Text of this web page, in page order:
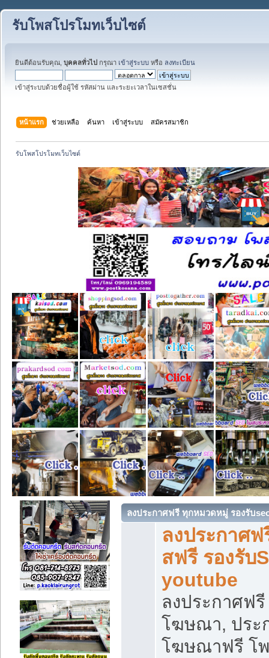
รับโพสโปรโมทเว็บไซต์
ยินดีต้อนรับคุณ, บุคคลทั่วไป กรุณา เข้าสู่ระบบ หรือ ลงทะเบียน
เข้าสู่ระบบด้วยชื่อผู้ใช้ รหัสผ่าน และระยะเวลาในเซสชั่น
หน้าแรก ช่วยเหลือ ค้นหา เข้าสู่ระบบ สมัครสมาชิก
รับโพสโปรโมทเว็บไซต์
ลงประกาศฟรี ทุกหมวดหมู่ รองรับ
ลงประกาศ
สฟรี รองรับ
youtube
ลงประกาศฟ
โฆษณา, ประ
โฆษณาฟรี โ